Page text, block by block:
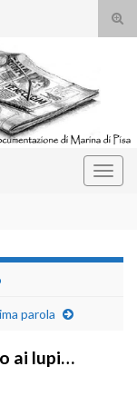
il
parola
ai lupi…